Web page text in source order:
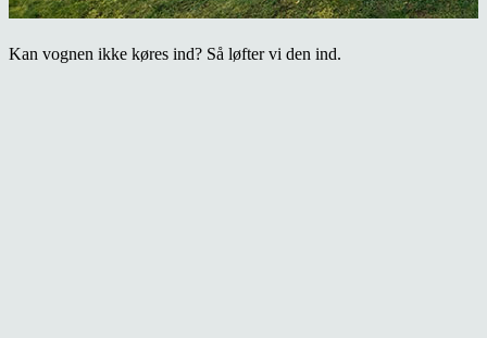
Kan vognen ikke køres ind? Så løfter vi den ind.